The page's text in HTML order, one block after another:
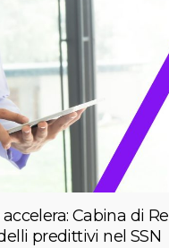
Cabina di
predittivi nel SSN